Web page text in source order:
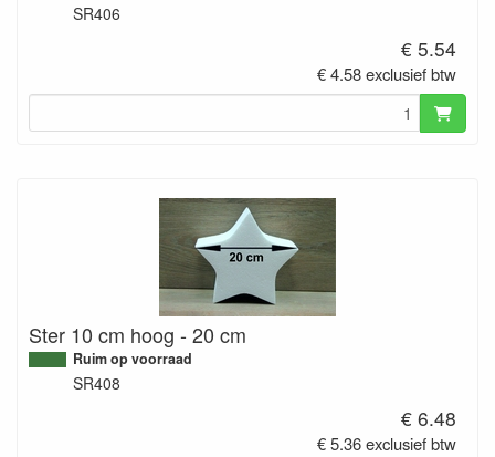
SR406
€ 5.54
€ 4.58 exclusief btw
Ster 10 cm hoog - 20 cm
Ruim op voorraad
SR408
€ 6.48
€ 5.36 exclusief btw